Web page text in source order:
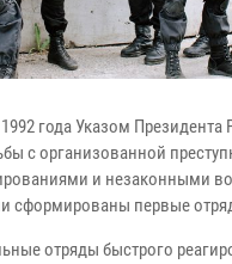
года Указом Президента
с организованной
и незаконными
сформированы первые
отряды быстрого